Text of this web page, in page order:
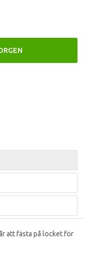
att fästa på locket för